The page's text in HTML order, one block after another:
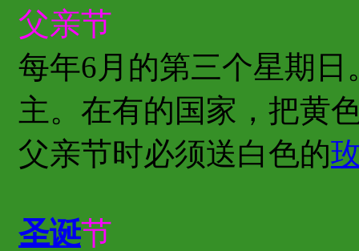
父亲节
每年6月的第三个星期
主。在有的国家，把黄
父亲节时必须送白色的
圣诞节